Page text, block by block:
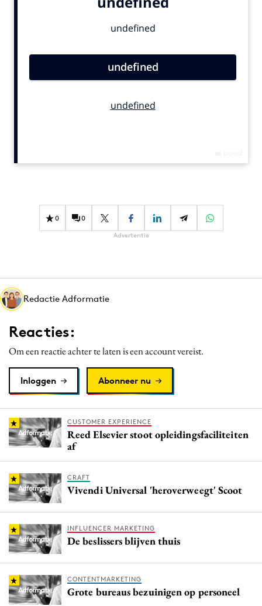
Campagnes
Data & Insights
Digital transformation
Interne communicatie
Martech
Media
Programmatic
Purpose Marketing
Reputatie & crisis
0 0
Advertentie
Redactie Adformatie
Reacties:
Om een reactie achter te laten is een account vereist.
Inloggen Abonneer nu
CUSTOMER EXPERIENCE
Reed Elsevier stoot opleidingsfaciliteiten
af
CRAFT
Vivendi Universal 'heroverweegt' Scoot
INFLUENCER MARKETING
De beslissers blijven thuis
CONTENTMARKETING
Grote bureaus bezuinigen op personeel